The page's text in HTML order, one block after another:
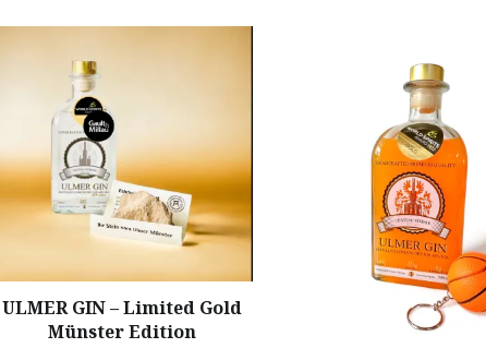
ULMER GIN – Limited Gold
Münster Edition